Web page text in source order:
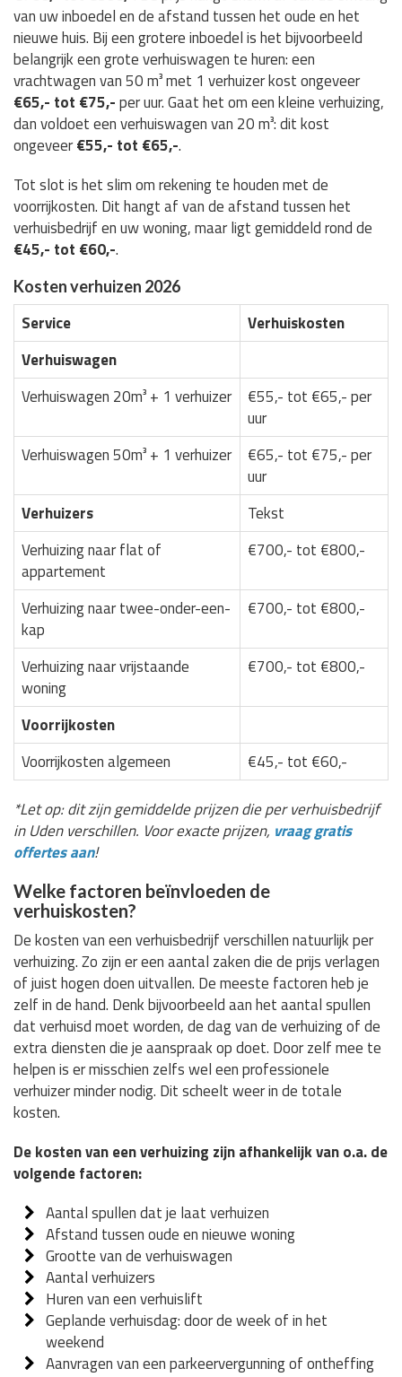
van uw inboedel en de afstand tussen het oude en het
nieuwe huis. Bij een grotere inboedel is het bijvoorbeeld
belangrijk een grote verhuiswagen te huren: een
vrachtwagen van 50 m³ met 1 verhuizer kost ongeveer
€65,- tot €75,-per uur. Gaat het om een kleine verhuizing,
dan voldoet een verhuiswagen van 20 m³: dit kost
ongeveer€55,- tot €65,-.
Tot slot is het slim om rekening te houden met de
voorrijkosten. Dit hangt af van de afstand tussen het
verhuisbedrijf en uw woning, maar ligt gemiddeld rond de
€45,- tot €60,-.
Kosten verhuizen 2026
Service
Verhuiskosten
Verhuiswagen
Verhuiswagen 20m³ + 1 verhuizer
€55,- tot €65,- per
uur
Verhuiswagen 50m³ + 1 verhuizer
€65,- tot €75,- per
uur
Verhuizers
Tekst
Verhuizing naar flat of
appartement
€700,- tot €800,-
Verhuizing naar twee-onder-een-
kap
€700,- tot €800,-
Verhuizing naar vrijstaande
woning
€700,- tot €800,-
Voorrijkosten
Voorrijkosten algemeen
€45,- tot €60,-
*Let op: dit zijn gemiddelde prijzen die per verhuisbedrijf
in Uden verschillen. Voor exacte prijzen, vraag gratis
offertes aan!
Welke factoren beïnvloeden de
verhuiskosten?
De kosten van een verhuisbedrijf verschillen natuurlijk per
verhuizing. Zo zijn er een aantal zaken die de prijs verlagen
of juist hogen doen uitvallen. De meeste factoren heb je
zelf in de hand. Denk bijvoorbeeld aan het aantal spullen
dat verhuisd moet worden, de dag van de verhuizing of de
extra diensten die je aanspraak op doet. Door zelf mee te
helpen is er misschien zelfs wel een professionele
verhuizer minder nodig. Dit scheelt weer in de totale
kosten.
De kosten van een verhuizing zijn afhankelijk van o.a. de
volgende factoren:
Aantal spullen dat je laat verhuizen
Afstand tussen oude en nieuwe woning
Grootte van de verhuiswagen
Aantal verhuizers
Huren van een verhuislift
Geplande verhuisdag: door de week of in het
weekend
Aanvragen van een parkeervergunning of ontheffing